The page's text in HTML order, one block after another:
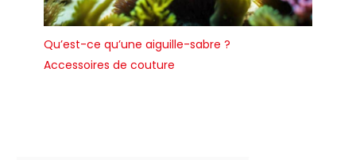
Qu’est-ce qu’une aiguille-sabre ?
Accessoires de couture